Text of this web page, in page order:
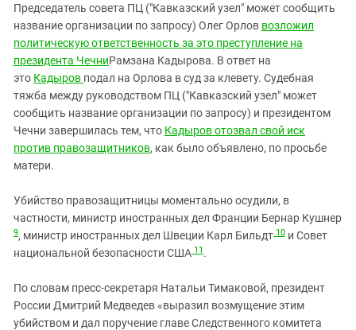
Председатель совета ПЦ ("Кавказский узел" может сообщить
название организации по запросу) Олег Орлов возложил
политическую ответственность за это преступление на
президента ЧечниРамзана Кадырова. В ответ на
это Кадыров подал на Орлова в суд за клевету. Судебная
тяжба между руководством ПЦ ("Кавказский узел" может
сообщить название организации по запросу) и президентом
Чечни завершилась тем, что Кадыров отозвал свой иск
против правозащитников, как было объявлено, по просьбе
матери.
Убийство правозащитницы моментально осудили, в
частности, министр иностранных дел Франции Бернар Кушнер
9, министр иностранных дел Швеции Карл Бильдт 10 и Совет
национальной безопасности США 11 .
По словам пресс-секретаря Натальи Тимаковой, президент
России Дмитрий Медведев «выразил возмущение этим
убийством и дал поручение главе Следственного комитета